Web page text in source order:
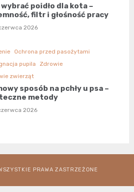
poidło dla kota –
filtr i głośność pracy
2026
Ochrona przed pasożytami
pupila
Zdrowie
zwierząt
sposób na pchły u psa –
metody
2026
PRAWA ZASTRZEŻONE